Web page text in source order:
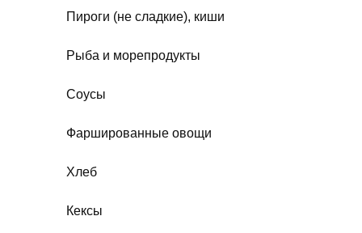
Пироги (не сладкие), киши
Рыба и морепродукты
Соусы
Фаршированные овощи
Хлеб
Кексы